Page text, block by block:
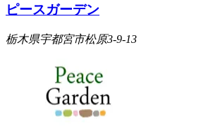
ピースガーデン
栃木県宇都宮市松原3-9-13